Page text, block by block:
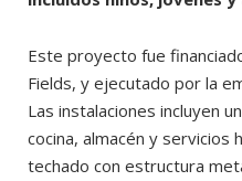
Este proyecto fue
Fields, y ejecutado por la
Las instalaciones incluyen
cocina, almacén y servicios
techado con estructura